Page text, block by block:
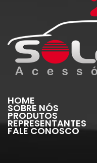
HOME
SOBRE NÓS
PRODUTOS
REPRESENTANTES
FALE CONOSCO